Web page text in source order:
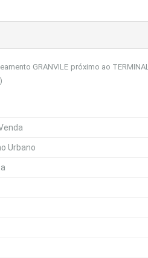
GRANVILE próximo ao
Urbano